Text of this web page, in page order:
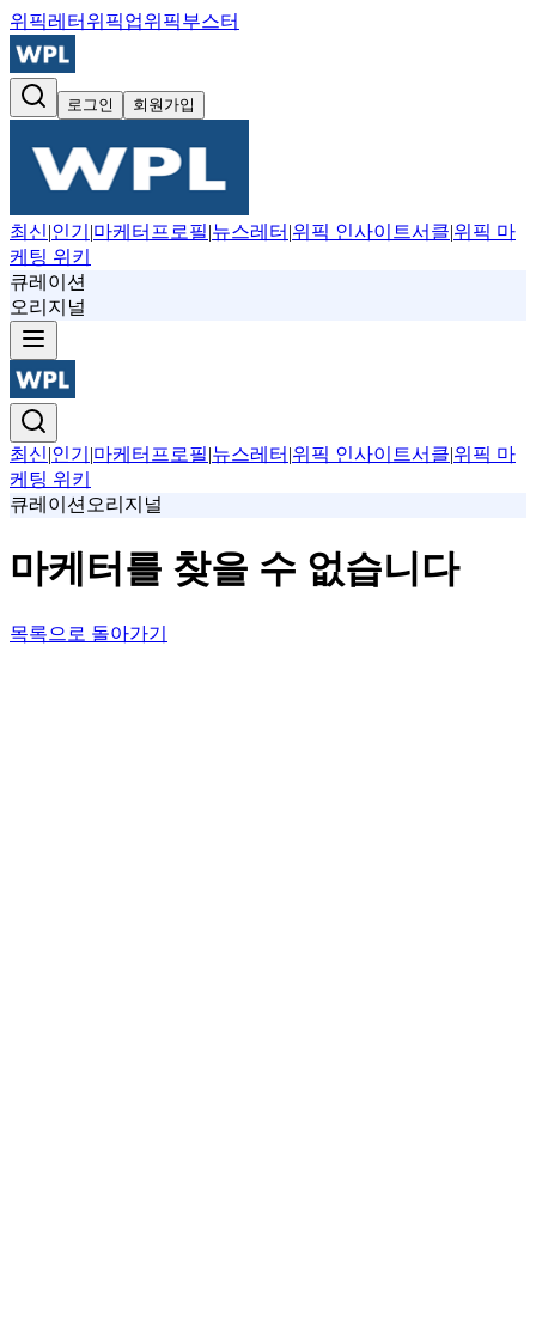
위픽레터 위픽업위픽부스터
로그인 회원가입
최신|인기 |마케터프로필|뉴스레터 |위픽 인사이트서클|위픽 마
케팅 위키
큐레이션
오리지널
최신|인기 |마케터프로필|뉴스레터 |위픽 인사이트서클|위픽 마
케팅 위키
큐레이션 오리지널
마케터를 찾을 수 없습니다
목록으로 돌아가기